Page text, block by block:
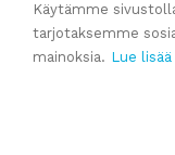
Käytämme
tarjotaksemme
mainoksia. Lue lisää